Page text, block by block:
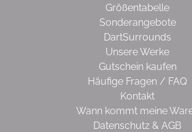
Größentabelle
Sonderangebote
DartSurrounds
Unsere Werke
Gutschein kaufen
Häufige Fragen / FAQ
Kontakt
Wann kommt meine
Datenschutz & AGB